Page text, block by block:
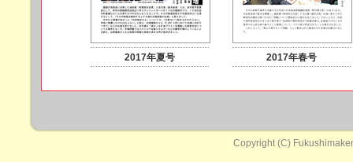
2017年夏号 2017年春号
Copyright (C)